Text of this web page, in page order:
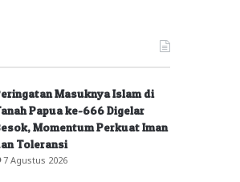
Masuknya Islam di
Papua ke-666 Digelar
Momentum Perkuat Iman
Toleransi
7 Agustus 2026